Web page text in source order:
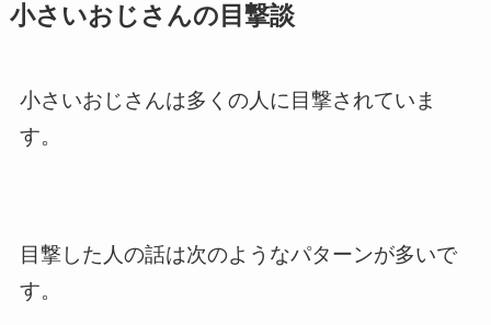
小さいおじさんの目撃談
小さいおじさんは多くの人に目撃されていま
す。
目撃した人の話は次のようなパターンが多いで
す。